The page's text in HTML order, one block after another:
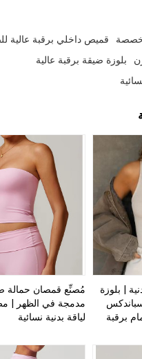
قميص داخلي برقبة عالية
بلوزة ضيقة برقبة عالية
| بلوزة
برقبة
مُصنِّع قمصان حمالة
مدمجة في الظهر |
لياقة بدنية نسائية